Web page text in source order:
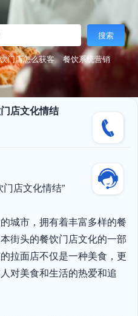
搜索
门店怎么获客
餐饮系统营销
店文化情结
店文化情结”
城市，拥有着丰富多样的餐
街头的餐饮门店文化的一部
拉面店不仅是一种美食，更
对美食和生活的热爱和追